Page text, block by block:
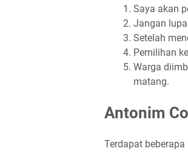
Saya akan
Jangan
Setelah
Pemilihan
Warga
matang.
Antonim
Terdapat